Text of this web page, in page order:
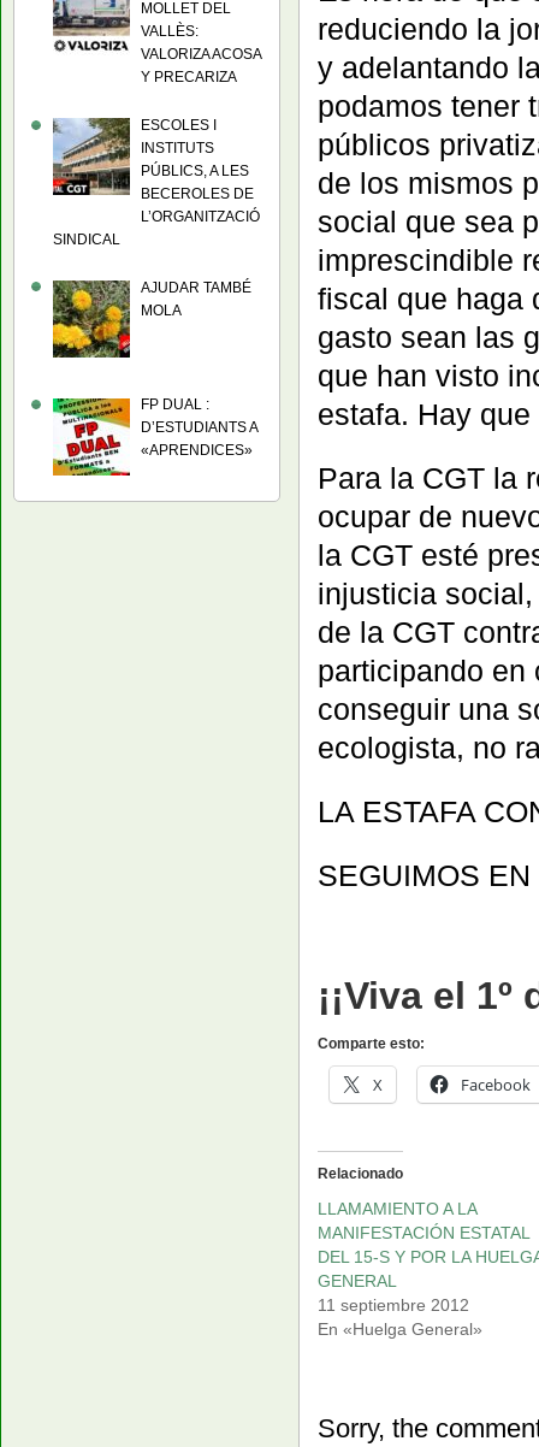
reduciendo la
y adelantando
podamos tener
públicos
de los mismos
social que sea
imprescindible
fiscal que haga
gasto sean las
que han visto
estafa. Hay
Para la CGT la
ocupar de
la CGT esté
injusticia
de la CGT
participando en
conseguir una
ecologista, no
LA ESTAFA
SEGUIMOS
¡¡Viva el
Comparte esto:
X Facebook
Relacionado
LLAMAMIENTO A LA
MANIFESTACIÓN ESTATAL
DEL 15-S Y POR LA
GENERAL
11 septiembre 2012
En «Huelga General»
Sorry, the
MOLLET DEL
VALLÈS:
VALORIZA ACOSA
Y PRECARIZA
ESCOLES I
INSTITUTS
PÚBLICS, A LES
BECEROLES DE
L’ORGANITZACIÓ
SINDICAL
AJUDAR TAMBÉ
MOLA
FP DUAL :
D’ESTUDIANTS A
«APRENDICES»